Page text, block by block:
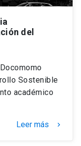
del
Sostenible
académico
Leer más keyboard_arrow_right